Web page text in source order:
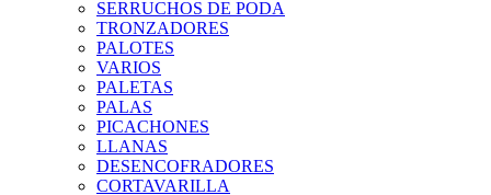
SERRUCHOS DE PODA
TRONZADORES
PALOTES
VARIOS
PALETAS
PALAS
PICACHONES
LLANAS
DESENCOFRADORES
CORTAVARILLA